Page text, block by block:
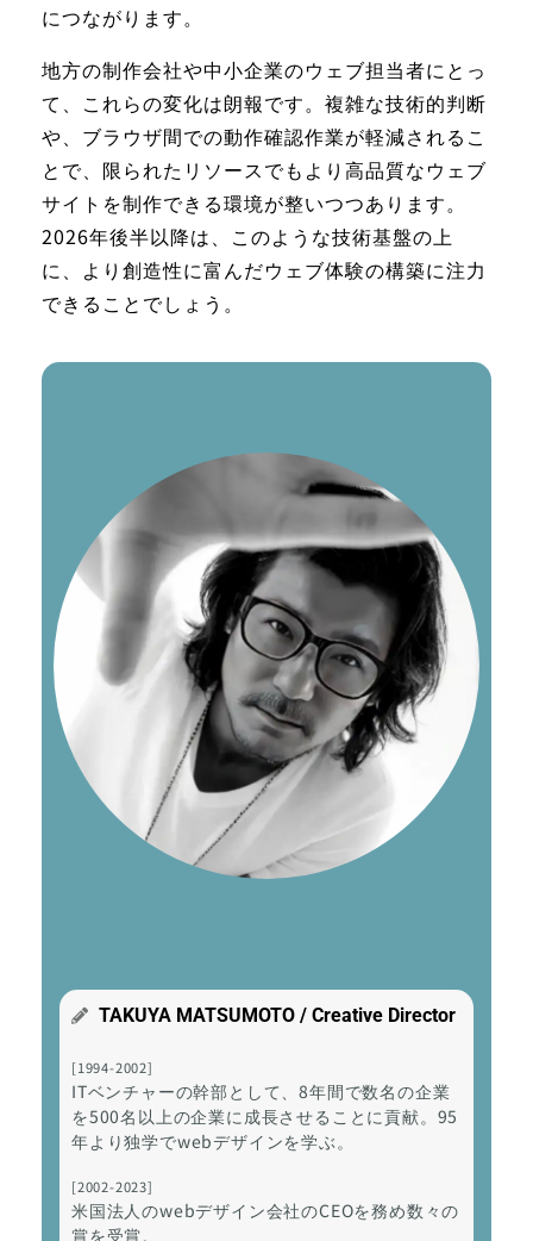
につながります。
地方の制作会社や中小企業のウェブ担当者にとっ
て、これらの変化は朗報です。複雑な技術的判断
や、ブラウザ間での動作確認作業が軽減されるこ
とで、限られたリソースでもより高品質なウェブ
サイトを制作できる環境が整いつつあります。
2026年後半以降は、このような技術基盤の上
に、より創造性に富んだウェブ体験の構築に注力
できることでしょう。
TAKUYA MATSUMOTO / Creative Director
[1994-2002]
ITベンチャーの幹部として、8年間で数名の企業
を500名以上の企業に成長させることに貢献。95
年より独学でwebデザインを学ぶ。
[2002-2023]
米国法人のwebデザイン会社のCEOを務め数々の
賞を受賞。